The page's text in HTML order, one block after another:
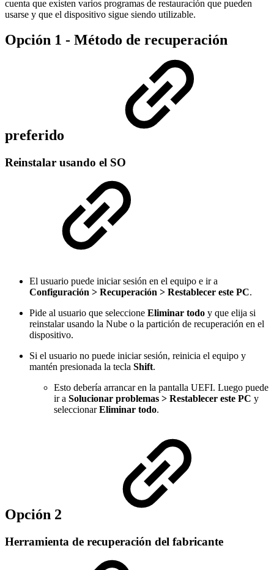
cuenta que existen varios programas de restauración que pueden
usarse y que el dispositivo sigue siendo utilizable.
Opción 1 - Método de recuperación
preferido
Reinstalar usando el SO
El usuario puede iniciar sesión en el equipo e ir a
Configuración > Recuperación > Restablecer este PC.
Pide al usuario que seleccione Eliminar todo y que elija si
reinstalar usando la Nube o la partición de recuperación en el
dispositivo.
Si el usuario no puede iniciar sesión, reinicia el equipo y
mantén presionada la tecla Shift.
Esto debería arrancar en la pantalla UEFI. Luego puede
ir a Solucionar problemas > Restablecer este PC y
seleccionarEliminar todo.
Opción 2
Herramienta de recuperación del fabricante